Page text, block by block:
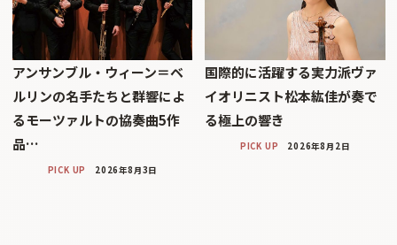
アンサンブル・ウィーン＝ベ
ルリンの名手たちと群響によ
るモーツァルトの協奏曲5作
品…
PICK UP 2026年8月3日
国際的に活躍する実力派ヴァ
イオリニスト松本紘佳が奏で
る極上の響き
PICK UP 2026年8月2日